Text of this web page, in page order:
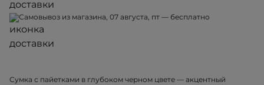
Самовывоз из магазина, 07 августа, пт — бесплатно
Сумка с пайетками в глубоком черном цвете — акцентный